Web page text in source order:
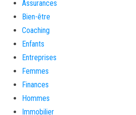
Assurances
Bien-être
Coaching
Enfants
Entreprises
Femmes
Finances
Hommes
Immobilier